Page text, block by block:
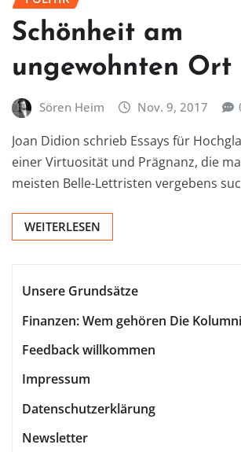
Schönheit am
ungewohnten Ort
Sören Heim Nov. 9, 2017
Joan Didion schrieb Essays für
einer Virtuosität und Prägnanz, die
meisten Belle-Lettristen vergebens
WEITERLESEN
Unsere Grundsätze
Finanzen: Wem gehören Die
Feedback willkommen
Impressum
Datenschutzerklärung
Newsletter